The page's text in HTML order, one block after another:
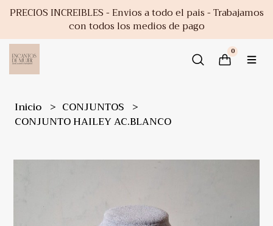
PRECIOS INCREIBLES - Envios a todo el pais - Trabajamos
con todos los medios de pago
0
Inicio
CONJUNTOS
CONJUNTO HAILEY AC.BLANCO